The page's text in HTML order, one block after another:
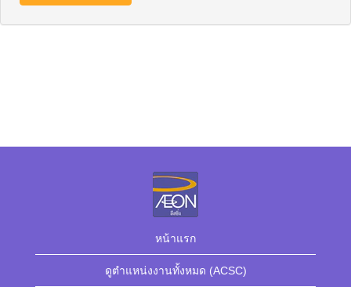
หน้าแรก
ดูตำแหน่งงานทั้งหมด (ACSC)